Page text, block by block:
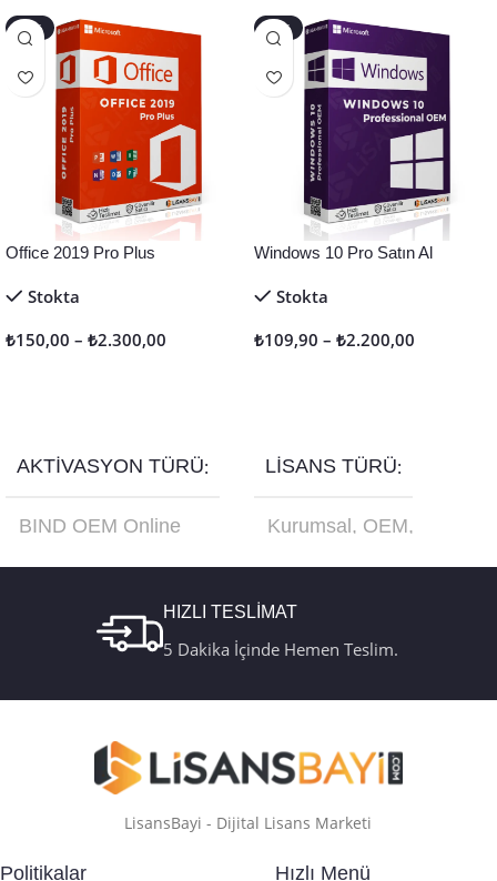
-40%
Office 2019 Pro Plus
Stokta
₺150,00 – ₺2.300,00
AKTIVASYON TÜRÜ
BIND OEM Online
Online Aktivasyon,
Aktivasyon
-45%
Windows 10 Pro Satın Al
Stokta
₺109,90 – ₺2.200,00
LISANS TÜRÜ
Kurumsal , OEM,
Retail,Türkçe USB
HIZLI TESLİMAT
5 Dakika İçinde Hemen Teslim.
LisansBayi - Dijital Lisans Marketi
Politikalar Hızlı Menü